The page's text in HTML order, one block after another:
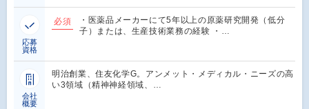
応募
資格
必須
・医薬品メーカーにて5年以上の原薬研究開発（低分
子）または、生産技術業務の経験 ・…
会社
概要
明治創業、住友化学G。アンメット・メディカル・ニーズの高
い3領域（精神神経領域、…